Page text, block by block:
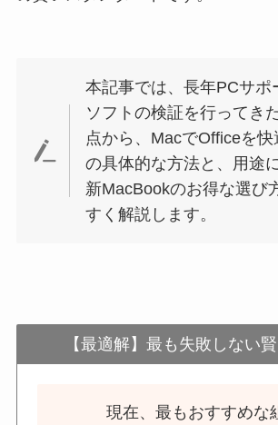
本記事では、長年PCサポ
ソフトの検証を行ってき
点から、MacでOfficeを
の具体的な方法と、用途
新MacBookのお得な選び
すく解説します。
【最適解】最も失敗しない
現在、最もおすすめな